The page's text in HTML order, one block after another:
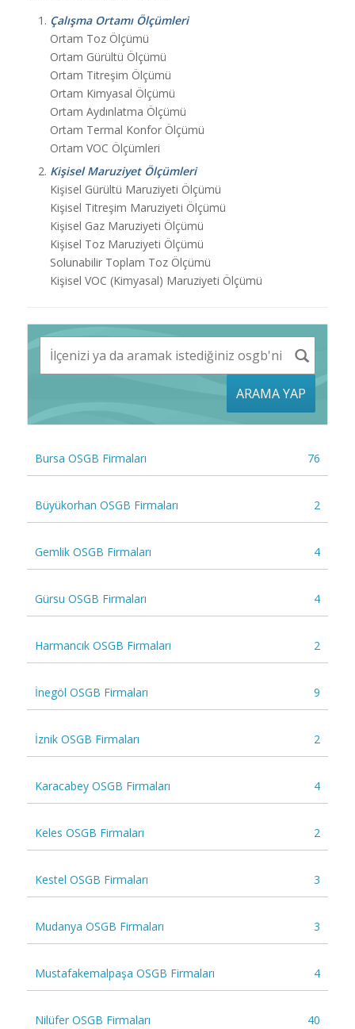
Çalışma Ortamı Ölçümleri
Ortam Toz Ölçümü
Ortam Gürültü Ölçümü
Ortam Titreşim Ölçümü
Ortam Kimyasal Ölçümü
Ortam Aydınlatma Ölçümü
Ortam Termal Konfor Ölçümü
Ortam VOC Ölçümleri
Kişisel Maruziyet Ölçümleri
Kişisel Gürültü Maruziyeti Ölçümü
Kişisel Titreşim Maruziyeti Ölçümü
Kişisel Gaz Maruziyeti Ölçümü
Kişisel Toz Maruziyeti Ölçümü
Solunabilir Toplam Toz Ölçümü
Kişisel VOC (Kimyasal) Maruziyeti Ölçümü
ARAMA YAP
Bursa OSGB Firmaları 76
Büyükorhan OSGB Firmaları 2
Gemlik OSGB Firmaları 4
Gürsu OSGB Firmaları 4
Harmancık OSGB Firmaları 2
İnegöl OSGB Firmaları 9
İznik OSGB Firmaları 2
Karacabey OSGB Firmaları 4
Keles OSGB Firmaları 2
Kestel OSGB Firmaları 3
Mudanya OSGB Firmaları 3
Mustafakemalpaşa OSGB Firmaları 4
Nilüfer OSGB Firmaları 40